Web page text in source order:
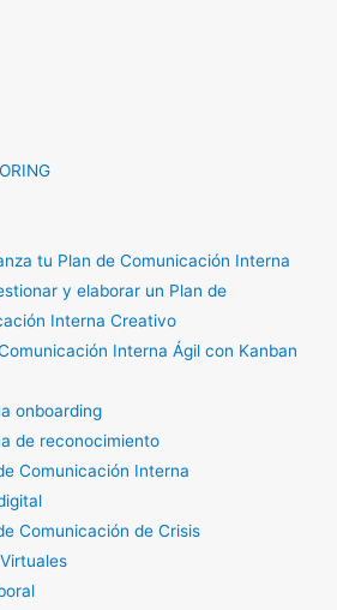
tu Plan de Comunicación Interna
y elaborar un Plan de
Interna Creativo
Interna Ágil con Kanban
onboarding
de reconocimiento
Comunicación Interna
Comunicación de Crisis